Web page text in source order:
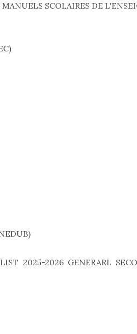
SCOLAIRES DE
2025-2026 GENERARL